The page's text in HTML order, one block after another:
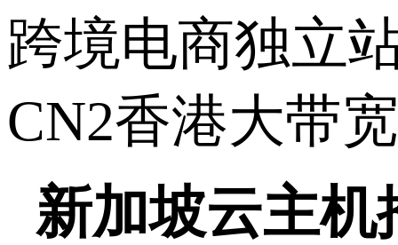
跨境电商独立
CN2香港大带
新加坡云主机